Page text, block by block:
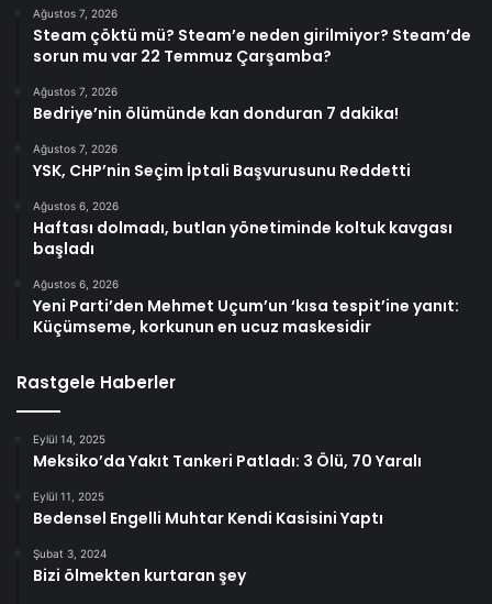
Ağustos 7, 2026
Steam çöktü mü? Steam’e neden girilmiyor? Steam’de
sorun mu var 22 Temmuz Çarşamba?
Ağustos 7, 2026
Bedriye’nin ölümünde kan donduran 7 dakika!
Ağustos 7, 2026
YSK, CHP’nin Seçim İptali Başvurusunu Reddetti
Ağustos 6, 2026
Haftası dolmadı, butlan yönetiminde koltuk kavgası
başladı
Ağustos 6, 2026
Yeni Parti’den Mehmet Uçum’un ‘kısa tespit’ine yanıt:
Küçümseme, korkunun en ucuz maskesidir
Rastgele Haberler
Eylül 14, 2025
Meksiko’da Yakıt Tankeri Patladı: 3 Ölü, 70 Yaralı
Eylül 11, 2025
Bedensel Engelli Muhtar Kendi Kasisini Yaptı
Şubat 3, 2024
Bizi ölmekten kurtaran şey